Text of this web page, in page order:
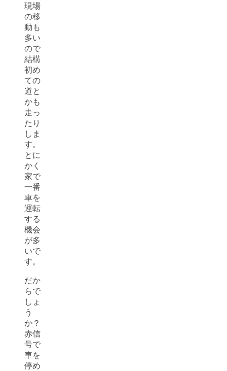
現場
の移
動も
多い
ので
結構
初め
ての
道と
かも
走っ
たり
しま
す。
とに
かく
家で
一番
車を
運転
する
機会
が多
いで
す。
だか
らで
しょ
う
か？
赤信
号で
車を
停め